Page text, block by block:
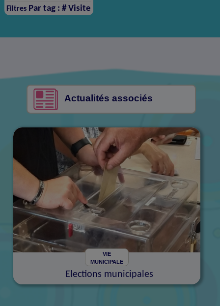
Filtres Par tag : # Visite
Actualités associés
VIE
MUNICIPALE
Elections municipales